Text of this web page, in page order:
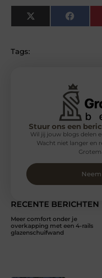
X
(Twitter)
Tags:
RECENTE BERICHTEN
Meer comfort onder je
overkapping met een 4-rails
glazenschuifwand
Stuur ons een
Wil jij jouw blogs delen
Wacht niet langer en